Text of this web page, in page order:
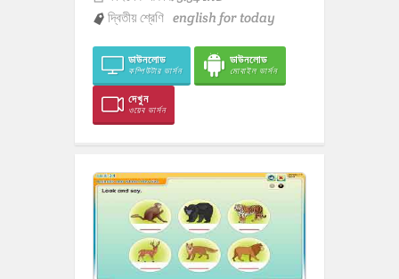
দ্বিতীয় শ্রেণি english for today
ডাউনলোড
কম্পিউটার ভার্সন
ডাউনলোড
মোবাইল ভার্সন
দেখুন
ওয়েব ভার্সন